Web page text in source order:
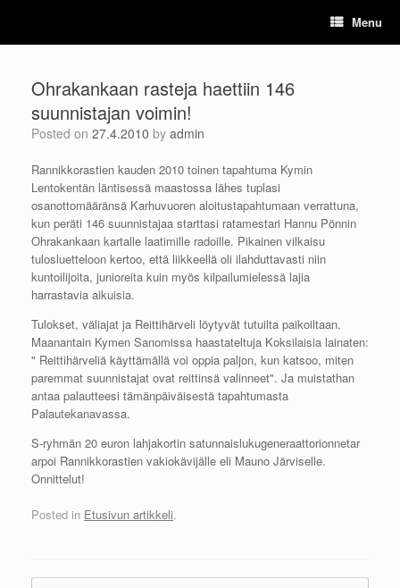
content
Menu
Ohrakankaan rasteja haettiin 146
suunnistajan voimin!
Posted on 27.4.2010 by admin
Rannikkorastien kauden 2010 toinen tapahtuma Kymin
Lentokentän läntisessä maastossa lähes tuplasi
osanottomääränsä Karhuvuoren aloitustapahtumaan verrattuna,
kun peräti 146 suunnistajaa starttasi ratamestari Hannu Pönnin
Ohrakankaan kartalle laatimille radoille. Pikainen vilkaisu
tulosluetteloon kertoo, että liikkeellä oli ilahduttavasti niin
kuntoilijoita, junioreita kuin myös kilpailumielessä lajia
harrastavia aikuisia.
Tulokset, väliajat ja Reittihärveli löytyvät tutuilta paikoiltaan.
Maanantain Kymen Sanomissa haastateltuja Koksilaisia lainaten:
" Reittihärveliä käyttämällä voi oppia paljon, kun katsoo, miten
paremmat suunnistajat ovat reittinsä valinneet". Ja muistathan
antaa palautteesi tämänpäiväisestä tapahtumasta
Palautekanavassa.
S-ryhmän 20 euron lahjakortin satunnaislukugeneraattorionnetar
arpoi Rannikkorastien vakiokävijälle eli Mauno Järviselle.
Onnittelut!
Posted in Etusivun artikkeli.